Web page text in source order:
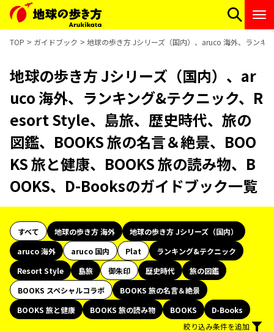
TOP ガイドブック 地球の歩き方 Jシリーズ（国内）、aruco 海外、ランキ
地球の歩き方 Jシリーズ（国内）、ar
uco 海外、ランキング&テクニック、R
esort Style、島旅、歴史時代、旅の
図鑑、BOOKS 旅の名言＆絶景、BOO
KS 旅と健康、BOOKS 旅の読み物、B
OOKS、D-Booksのガイドブック一覧
すべて 地球の歩き方 海外
地球の歩き方 Jシリーズ（国内）
aruco 海外
aruco 国内 Plat
ランキング&テクニック
Resort Style
島旅 御朱印 歴史時代
旅の図鑑
BOOKS スペシャルコラボ
BOOKS 旅の名言＆絶景
BOOKS 旅と健康
BOOKS 旅の読み物 BOOKS
D-Books
絞り込み条件を追加